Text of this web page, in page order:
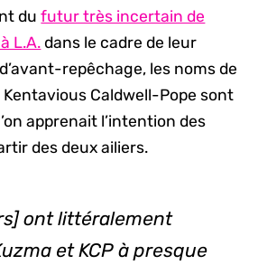
dufutur très incertain de
L.A. dans le cadre de leur
repêchage, les noms de
Kentavious Caldwell-Pope sont
apprenait l’intention des
des deux ailiers.
ont littéralement
et KCP à presque